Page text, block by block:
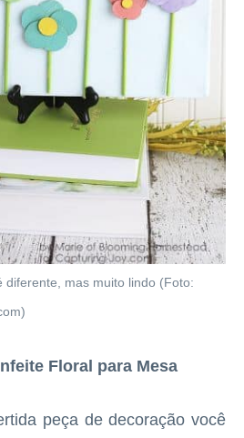
diferente, mas muito lindo (Foto:
Floral para Mesa
peça de decoração você